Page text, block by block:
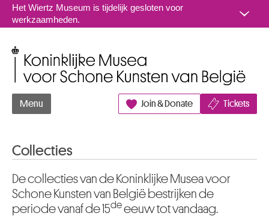
Naar inhoud
Het Wiertz Museum is tijdelijk gesloten voor
werkzaamheden.
Menu Join & Donate Tickets
Collecties
De collecties van de Koninklijke Musea voor
Schone Kunsten van België bestrijken de
periode vanaf de 15deeeuw tot vandaag.